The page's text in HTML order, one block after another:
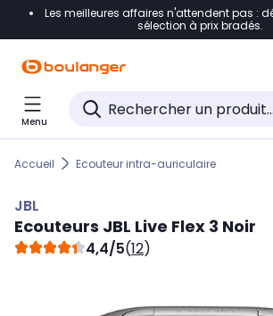
Accéder directement à la navigation
Accéder directement au pied de page
Accéder directement au chatbot
Les meilleures affaires n'attendent pas :
sélection à prix bradés.
Menu
Accueil Ecouteur intra-auriculaire
JBL
Ecouteurs JBL Live Flex 3 Noir
4,4/5(12)